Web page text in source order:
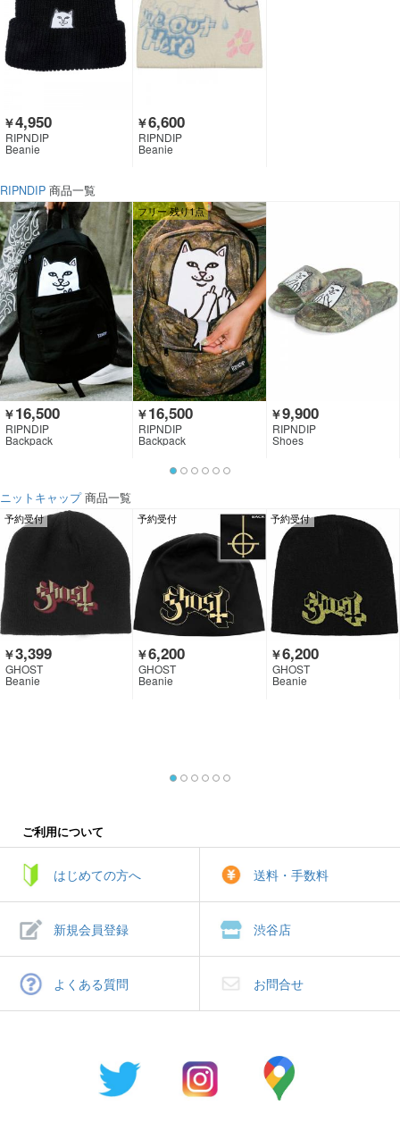
￥4,950
RIPNDIP
Beanie
￥6,600
RIPNDIP
Beanie
RIPNDIP 商品一覧
￥16,500
RIPNDIP
Backpack
フリー 残り1点
￥16,500
RIPNDIP
Backpack
￥9,900
RIPNDIP
Shoes
ニットキャップ商品一覧
予約受付
￥3,399
GHOST
Beanie
予約受付
￥6,200
GHOST
Beanie
予約受付
￥6,200
GHOST
Beanie
ご利用について
はじめての方へ 送料・手数料
新規会員登録 渋谷店
よくある質問 お問合せ